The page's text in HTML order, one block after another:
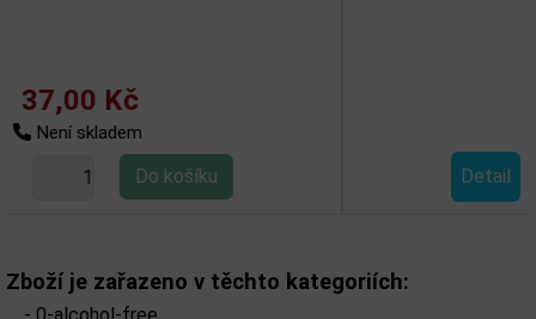
Detail
Zboží je zařazeno v těchto kategoriích:
-